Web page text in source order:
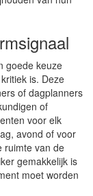
goede keuze
is. Deze
of dagplanners
of
voor elk
avond of voor
ruimte van de
gemakkelijk is
moet worden